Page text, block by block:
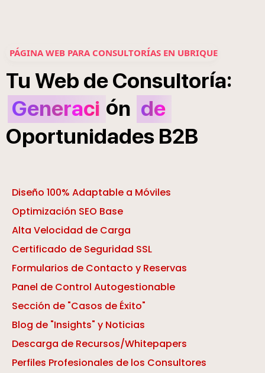
PÁGINA WEB PARA CONSULTORÍAS EN UBRIQUE
Tu Web deConsultoría:
Generaci ón de
Oportunidades B2B
Diseño 100% Adaptable a Móviles
Optimización SEO Base
Alta Velocidad de Carga
Certificado de Seguridad SSL
Formularios de Contacto y Reservas
Panel de Control Autogestionable
Sección de "Casos de Éxito"
Blog de "Insights" y Noticias
Descarga de Recursos/Whitepapers
Perfiles Profesionales de los Consultores